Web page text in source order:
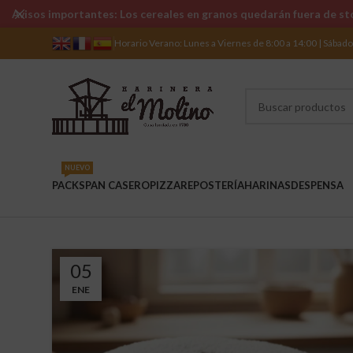
Horario Verano: Lunes a Viernes de 8:00 a 14:00 |
PACKS
NUEVO
PAN CASEROPIZZAREPOSTERÍAHARINASDESPENSA
05
ENE
Avisos importantes: Los cereales en granos quedarán fuera de